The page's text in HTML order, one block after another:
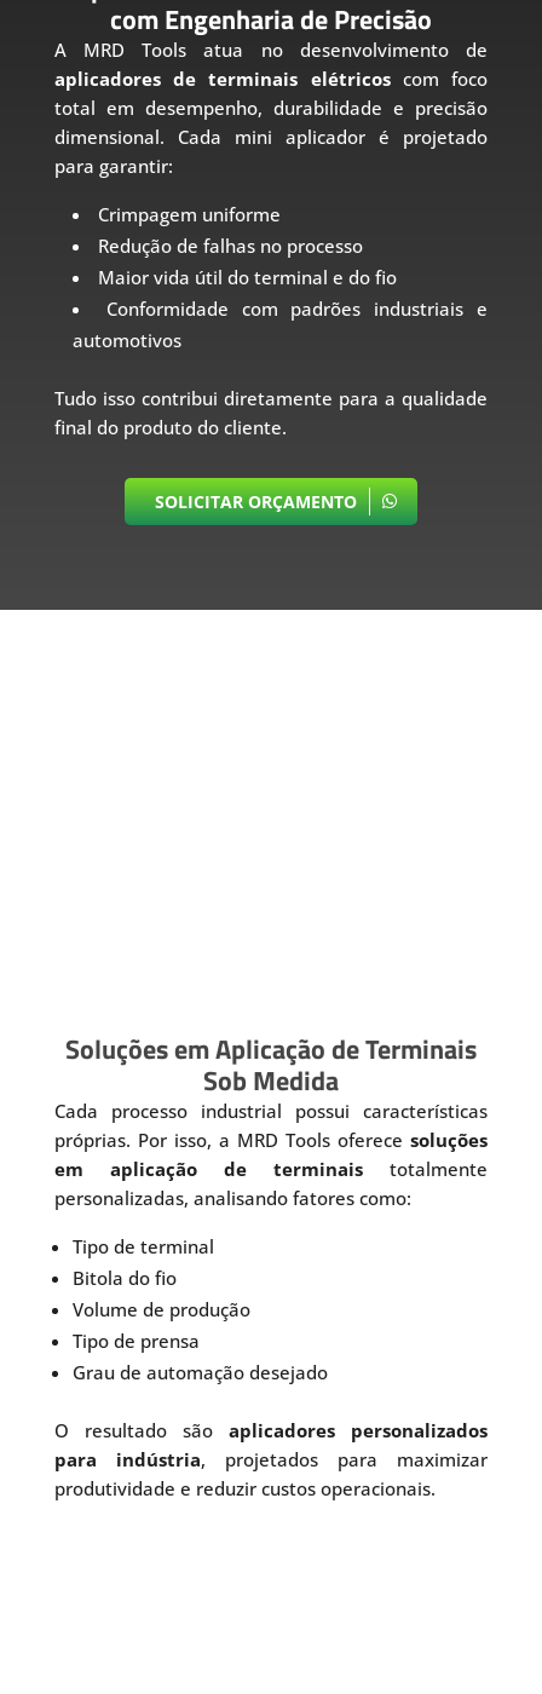
com Engenharia de Precisão
A MRD Tools atua no desenvolvimento de
aplicadores de terminais elétricoscom foco
total em desempenho, durabilidade e precisão
dimensional. Cada mini aplicador é projetado
para garantir:
Crimpagem uniforme
Redução de falhas no processo
Maior vida útil do terminal e do fio
Conformidade com padrões industriais e
automotivos
Tudo isso contribui diretamente para a qualidade
final do produto do cliente.
SOLICITAR ORÇAMENTO
Soluções em Aplicação de Terminais
Sob Medida
Cada processo industrial possui características
próprias. Por isso, a MRD Tools oferecesoluções
em aplicação de terminais totalmente
personalizadas, analisando fatores como:
Tipo de terminal
Bitola do fio
Volume de produção
Tipo de prensa
Grau de automação desejado
O resultado sãoaplicadores personalizados
para indústria, projetados para maximizar
produtividade e reduzir custos operacionais.